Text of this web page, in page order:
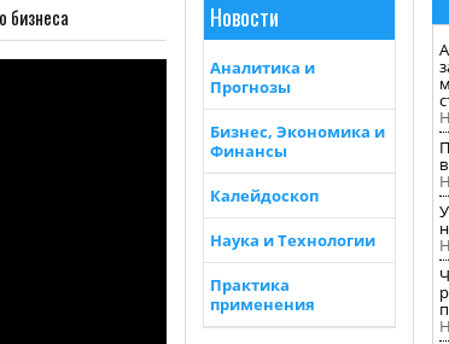
бизнеса Новости
Аналитика и
Прогнозы
Бизнес, Экономика и
Финансы
Калейдоскоп
Наука и Технологии
Практика
применения